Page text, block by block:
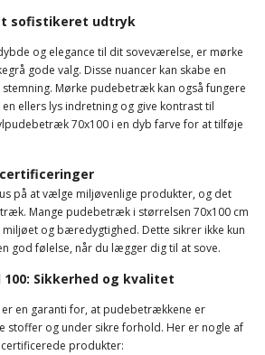
sofistikeret udtryk
og elegance til dit soveværelse, er mørke
gode valg. Disse nuancer kan skabe en
Mørke pudebetræk kan også fungere
ellers lys indretning og give kontrast til
70x100 i en dyb farve for at tilføje
på at vælge miljøvenlige produkter, og det
Mange pudebetræk i størrelsen 70x100 cm
og bæredygtighed. Dette sikrer ikke kun
god følelse, når du lægger dig til at sove.
100: Sikkerhed og kvalitet
en garanti for, at pudebetrækkene er
stoffer og under sikre forhold. Her er nogle af
produkter: